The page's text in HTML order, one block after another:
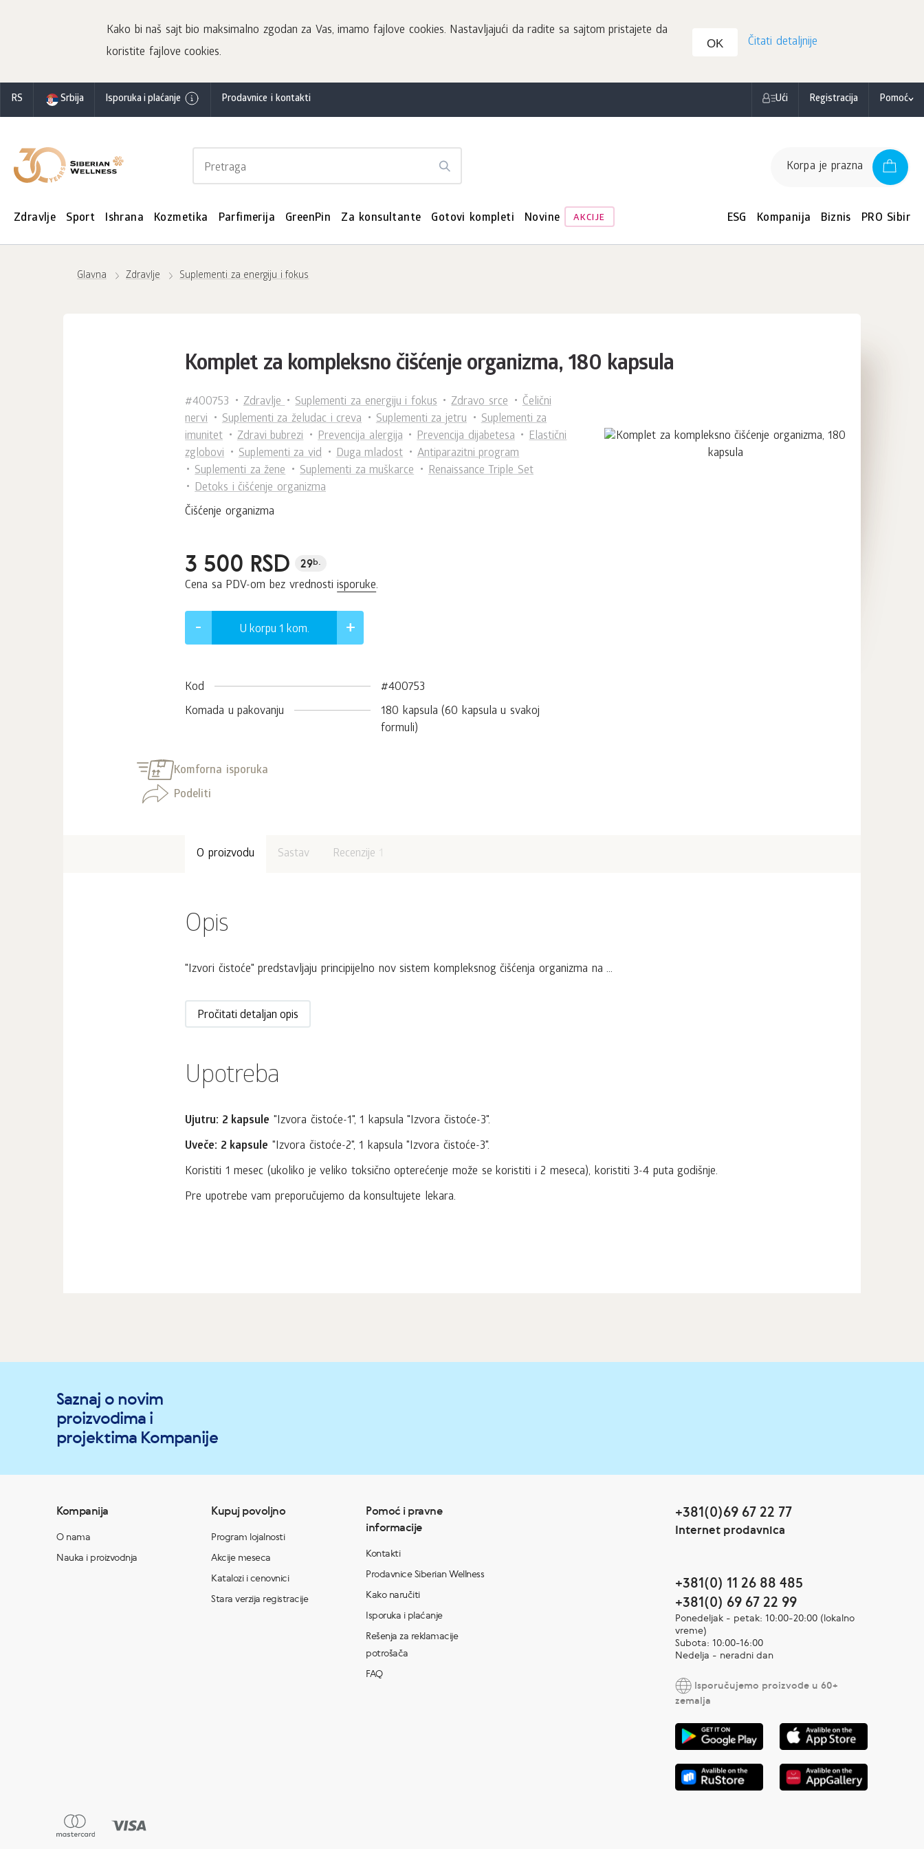
Kako bi naš sajt bio maksimalno zgodan za Vas, imamo fajlove cookies. Nastavljajući da radite sa sajtom pristajete da
koristite fajlove cookies.
OK Čitati detaljnije
RS Srbija Isporuka i plaćanje Prodavnice i kontakti Ući Registracija Pomoć
Korpa je prazna
Zdravlje Sport Ishrana Kozmetika Parfimerija GreenPin Za konsultante Gotovi kompleti Novine AKCIJE ESG Kompanija Biznis PRO Sibir
Glavna Zdravlje Suplementi za energiju i fokus
Komplet za kompleksno čišćenje organizma, 180 kapsula
#400753 Zdravlje Suplementi za energiju i fokus Zdravo srce
Čelični
nervi
Suplementi za želudac i creva Suplementi za jetru
Suplementi za
imunitet
Zdravi bubrezi Prevencija alergija Prevencija dijabetesa
Elastični
zglobovi
Suplementi za vid Duga mladost
Antiparazitni program
Suplementi za žene
Suplementi za muškarce
Renaissance Triple Set
Detoks i čišćenje organizma
Čišćenje organizma
3 500 RSD 29b.
Cena sa PDV-om bez vrednostiisporuke.
U korpu 1kom.
Kod
#400753
Komada u pakovanju
180 kapsula (60 kapsula u svakoj
formuli)
Komforna isporuka
Podeliti
O proizvodu Sastav Recenzije 1
Opis
"Izvori čistoće" predstavljaju principijelno nov sistem kompleksnog čišćenja organizma na ...
Pročitati detaljan opis
Upotreba
Ujutru: 2 kapsule "Izvora čistoće-1", 1 kapsula "Izvora čistoće-3".
Uveče: 2 kapsule "Izvora čistoće-2", 1 kapsula "Izvora čistoće-3".
Koristiti 1 mesec (ukoliko je veliko toksično opterećenje može se koristiti i 2 meseca), koristiti 3-4 puta godišnje.
Pre upotrebe vam preporučujemo da konsultujete lekara.
Saznaj o novim
proizvodima i
projektima Kompanije
Kompanija
O nama
Nauka i proizvodnja
Kupuj povoljno
Program lojalnosti
Akcije meseca
Katalozi i cenovnici
Stara verzija registracije
Pomoć i pravne
informacije
Kontakti
Prodavnice Siberian Wellness
Kako naručiti
Isporuka i plaćanje
Rešenja za reklamacije
potrošača
FAQ
+381(0)69 67 22 77
Internet prodavnica
+381(0) 11 26 88 485
+381(0) 69 67 22 99
Ponedeljak - petak: 10:00-20:00 (lokalno
vreme)
Subota: 10:00-16:00
Nedelja - neradni dan
Isporučujemo proizvode u 60+
zemalja